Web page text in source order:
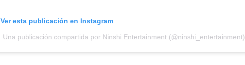
Ver esta publicación en Instagram
Una publicación compartida por Ninshi Entertainment (@ninshi_entertainment)